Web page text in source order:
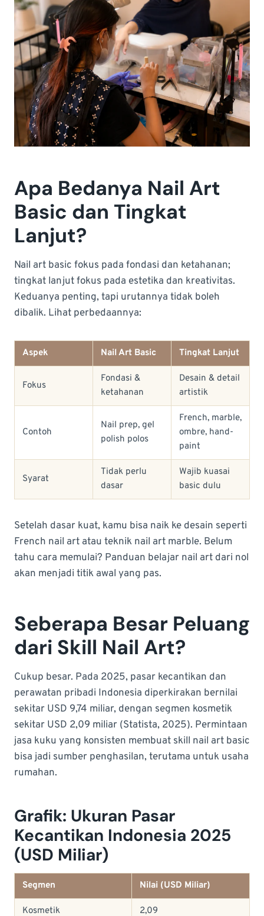
Apa Bedanya Nail Art
Basic dan Tingkat
Lanjut?
Nail art basic fokus pada fondasi dan ketahanan;
tingkat lanjut fokus pada estetika dan kreativitas.
Keduanya penting, tapi urutannya tidak boleh
dibalik. Lihat perbedaannya:
Aspek Nail Art Basic Tingkat Lanjut
Fokus
Fondasi &
ketahanan
Desain & detail
artistik
Contoh
Nail prep, gel
polish polos
French, marble,
ombre, hand-
paint
Syarat
Tidak perlu
dasar
Wajib kuasai
basic dulu
Setelah dasar kuat, kamu bisa naik ke desain seperti
French nail art atau teknik nail art marble. Belum
tahu cara memulai? Panduan belajar nail art dari nol
akan menjadi titik awal yang pas.
Seberapa Besar Peluang
dari Skill Nail Art?
Cukup besar. Pada 2025, pasar kecantikan dan
perawatan pribadi Indonesia diperkirakan bernilai
sekitar USD 9,74 miliar, dengan segmen kosmetik
sekitar USD 2,09 miliar (Statista, 2025). Permintaan
jasa kuku yang konsisten membuat skill nail art basic
bisa jadi sumber penghasilan, terutama untuk usaha
rumahan.
Grafik: Ukuran Pasar
Kecantikan Indonesia 2025
(USD Miliar)
Segmen Nilai (USD Miliar)
Kosmetik 2,09